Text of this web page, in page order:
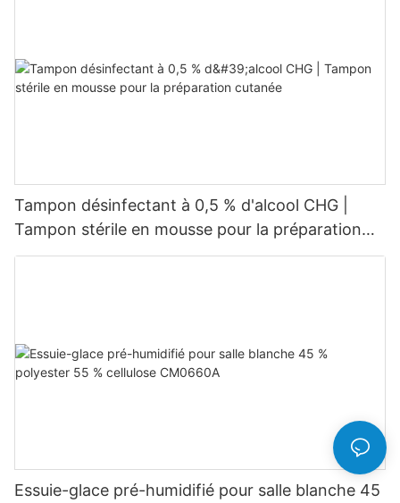
Tampon désinfectant à 0,5 % d'alcool CHG |
Tampon stérile en mousse pour la préparation
cutanée
Essuie-glace pré-humidifié pour salle blanche 45